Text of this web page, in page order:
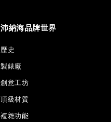
沛納海品牌世界
歷史
製錶廠
創意工坊
頂級材質
複雜功能